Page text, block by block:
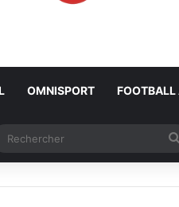
OMNISPORT FOOTBALL
Aléatoire
skin